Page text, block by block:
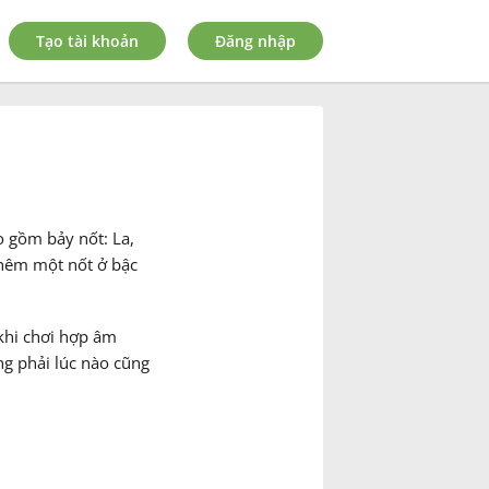
Tạo tài khoản Đăng nhập
bảy nốt: La,
một nốt ở bậc
chơi hợp âm
phải lúc nào cũng